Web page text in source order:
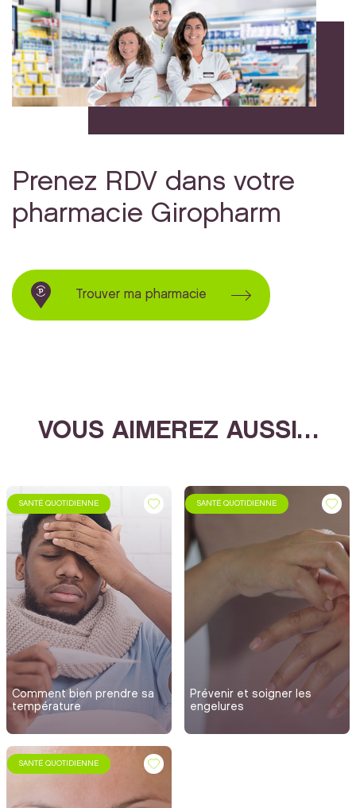
Prenez RDV dans votre
pharmacie Giropharm
Trouver ma pharmacie
VOUS AIMEREZ AUSSI…
SANTÉ QUOTIDIENNE
Comment bien prendre sa
température
SANTÉ QUOTIDIENNE
Prévenir et soigner les
engelures
SANTÉ QUOTIDIENNE